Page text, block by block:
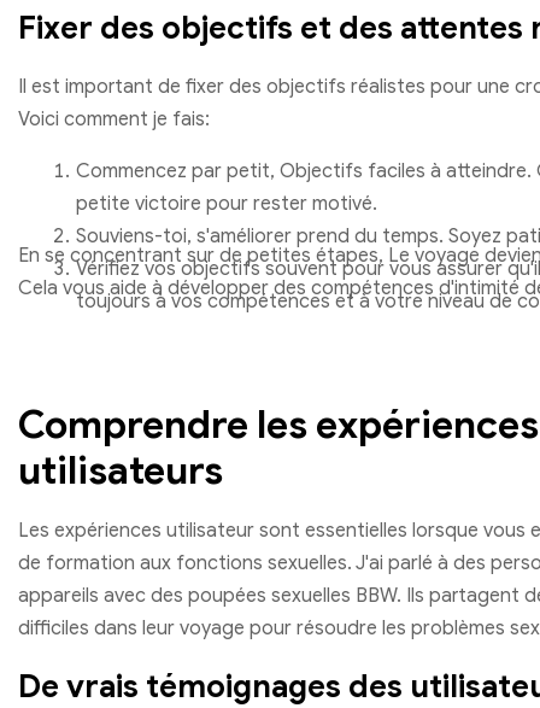
Fixer des objectifs et des attentes
Il est important de fixer des objectifs réalistes pour une
Voici comment je fais:
Commencez par petit, Objectifs faciles à atteindre.
petite victoire pour rester motivé.
Souviens-toi, s'améliorer prend du temps. Soyez
Vérifiez vos objectifs souvent pour vous assurer
toujours à vos compétences et à votre niveau de
En se concentrant sur de petites étapes, Le voyage
Cela vous aide à développer des compétences d'intimité
Comprendre les
utilisateurs
Les expériences utilisateur sont essentielles lorsque vous
de formation aux fonctions sexuelles. J'ai parlé à des
appareils avec des poupées sexuelles BBW. Ils partagent
difficiles dans leur voyage pour résoudre les problèmes
De vrais témoignages des